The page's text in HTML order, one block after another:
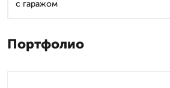
с гаражом
Портфолио